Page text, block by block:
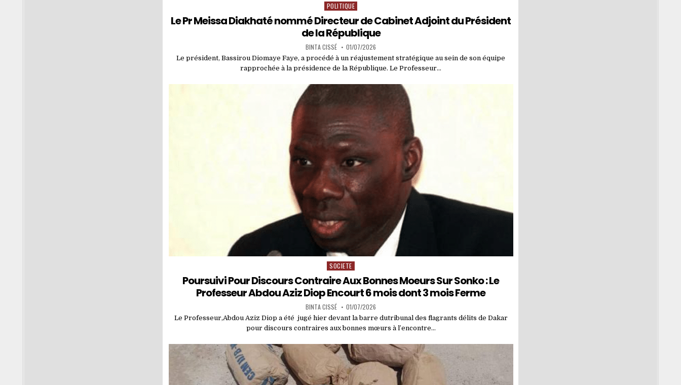
Posted
POLITIQUE
Le Pr Meissa Diakhaté nommé Directeur de Cabinet Adjoint du Président
de la République
BINTA CISSÉ 01/07/2026
Le président, Bassirou Diomaye Faye, a procédé à un réajustement stratégique au sein de son équipe
rapprochée à la présidence de la République. Le Professeur…
Posted
in
SOCIETE
Poursuivi Pour Discours Contraire Aux Bonnes Moeurs Sur Sonko : Le
Professeur Abdou Aziz Diop Encourt 6 mois dont 3 mois Ferme
BINTA CISSÉ 01/07/2026
Le Professeur,Abdou Aziz Diop a été jugé hier devant la barre dutribunal des flagrants délits de Dakar
pour discours contraires aux bonnes mœurs à l’encontre…